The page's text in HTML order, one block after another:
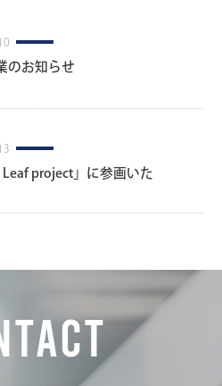
のお知らせ
Leaf project」に参画いた